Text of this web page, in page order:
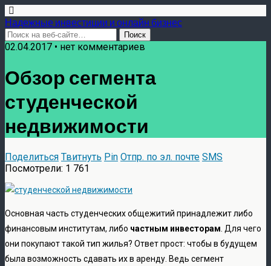
Надежные инвестиции и онлайн бизнес
02.04.2017 • нет комментариев
Обзор сегмента
студенческой
недвижимости
Поделиться Твитнуть Pin Отпр. по эл. почте SMS
Посмотрели: 1 761
Основная часть студенческих общежитий принадлежит либо
финансовым институтам, либо частным инвесторам . Для чего
они покупают такой тип жилья? Ответ прост: чтобы в будущем
была возможность сдавать их в аренду. Ведь сегмент